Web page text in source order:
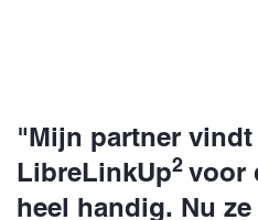
"Mijn partner vindt
LibreLinkUp2 voor
heel handig. Nu